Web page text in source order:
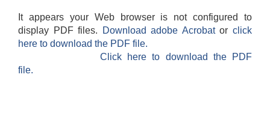
It appears your Web browser is not configured to
display PDF files.
Download adobe Acrobatorclick
here to download the PDF file.
Click here to download the PDF
file.